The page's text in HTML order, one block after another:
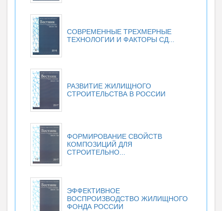
СОВРЕМЕННЫЕ ТРЕХМЕРНЫЕ
ТЕХНОЛОГИИ И ФАКТОРЫ СД...
РАЗВИТИЕ ЖИЛИЩНОГО
СТРОИТЕЛЬСТВА В РОССИИ
ФОРМИРОВАНИЕ СВОЙСТВ
КОМПОЗИЦИЙ ДЛЯ
СТРОИТЕЛЬНО...
ЭФФЕКТИВНОЕ
ВОСПРОИЗВОДСТВО ЖИЛИЩНОГО
ФОНДА РОССИИ